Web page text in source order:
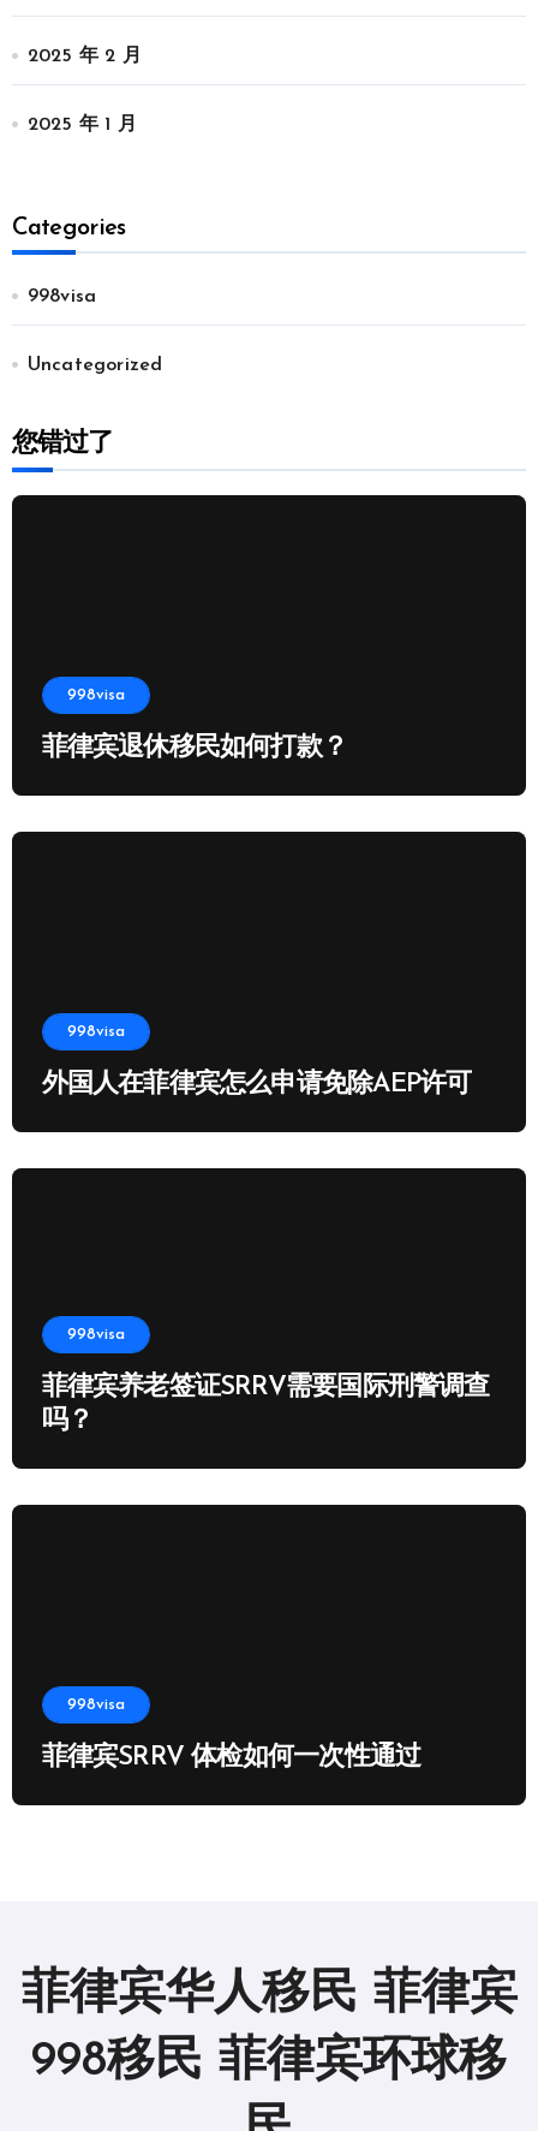
2025 年 2 月
2025 年 1 月
Categories
998visa
Uncategorized
您错过了
998visa
菲律宾退休移民如何打款？
998visa
外国人在菲律宾怎么申请免除AEP许可
998visa
菲律宾养老签证SRRV需要国际刑警调查
吗？
998visa
菲律宾SRRV 体检如何一次性通过
菲律宾华人移民 菲律宾
998移民 菲律宾环球移